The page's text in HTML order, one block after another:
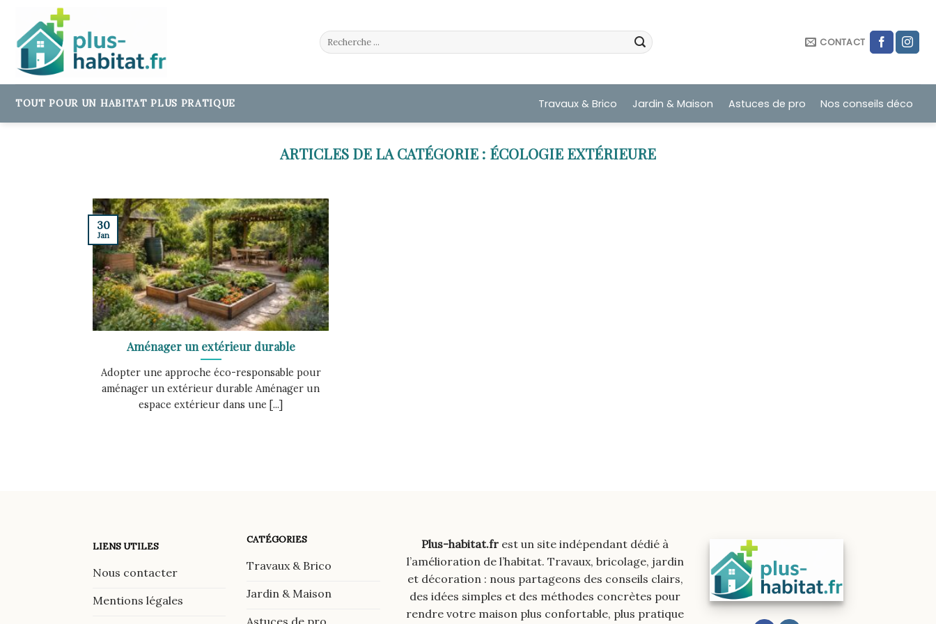
content
CONTACT
TOUT POUR UN HABITAT PLUS PRATIQUE Travaux & Brico Jardin & Maison Astuces de pro Nos conseils déco
ÉCOLOGIE EXTÉRIEURE
Aménager un extérieur durable
Adopter une approche éco-responsable pour
aménager un extérieur durable Aménager un
espace extérieur dans une [...]
30
Jan
LIENS UTILES
Nous contacter
Mentions légales
CATÉGORIES
Travaux & Brico
Jardin & Maison
Astuces de pro
Plus-habitat.fr est un site indépendant dédié à
l’amélioration de l’habitat. Travaux, bricolage, jardin
et décoration : nous partageons des conseils clairs,
des idées simples et des méthodes concrètes pour
rendre votre maison plus confortable, plus pratique